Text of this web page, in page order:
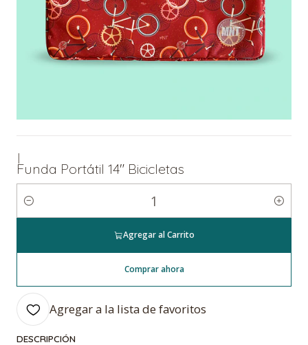
|
Funda Portátil 14" Bicicletas
Cantidad
Agregar al Carrito
Comprar ahora
Agregar a la lista de favoritos
DESCRIPCIÓN